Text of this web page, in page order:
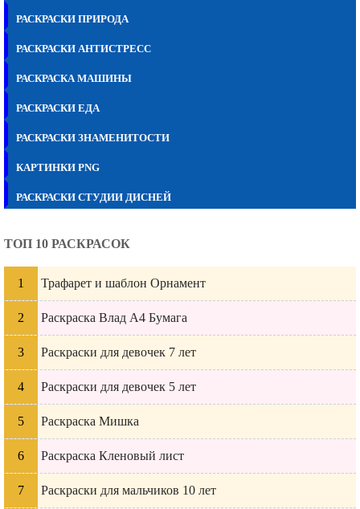
РАСКРАСКИ ПРИРОДА
РАСКРАСКИ АНТИСТРЕСС
РАСКРАСКА МАШИНЫ
РАСКРАСКИ ЕДА
РАСКРАСКИ ЗНАМЕНИТОСТИ
КАРТИНКИ PNG
РАСКРАСКИ СТУДИИ ДИСНЕЙ
ТОП 10 РАСКРАСОК
Трафарет и шаблон Орнамент
Раскраска Влад А4 Бумага
Раскраски для девочек 7 лет
Раскраски для девочек 5 лет
Раскраска Мишка
Раскраска Кленовый лист
Раскраски для мальчиков 10 лет